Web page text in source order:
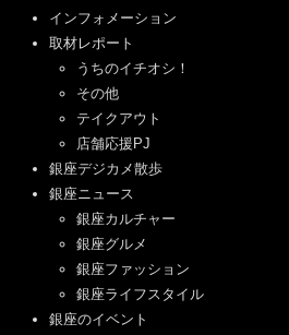
インフォメーション
取材レポート
うちのイチオシ！
その他
テイクアウト
店舗応援PJ
銀座デジカメ散歩
銀座ニュース
銀座カルチャー
銀座グルメ
銀座ファッション
銀座ライフスタイル
銀座のイベント